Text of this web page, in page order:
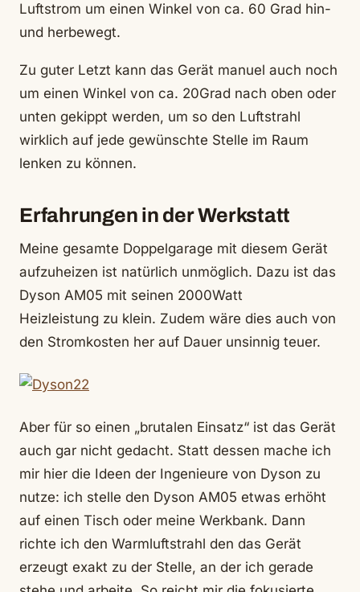
Luftstrom um einen Winkel von ca. 60 Grad hin-
und herbewegt.
Zu guter Letzt kann das Gerät manuel auch noch
um einen Winkel von ca. 20Grad nach oben oder
unten gekippt werden, um so den Luftstrahl
wirklich auf jede gewünschte Stelle im Raum
lenken zu können.
Erfahrungen in der Werkstatt
Meine gesamte Doppelgarage mit diesem Gerät
aufzuheizen ist natürlich unmöglich. Dazu ist das
Dyson AM05 mit seinen 2000Watt
Heizleistung zu klein. Zudem wäre dies auch von
den Stromkosten her auf Dauer unsinnig teuer.
Aber für so einen „brutalen Einsatz“ ist das Gerät
auch gar nicht gedacht. Statt dessen mache ich
mir hier die Ideen der Ingenieure von Dyson zu
nutze: ich stelle den Dyson AM05 etwas erhöht
auf einen Tisch oder meine Werkbank. Dann
richte ich den Warmluftstrahl den das Gerät
erzeugt exakt zu der Stelle, an der ich gerade